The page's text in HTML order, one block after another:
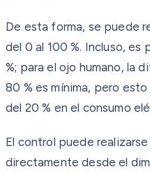
De esta forma, se puede
del 0 al 100 %. Incluso, es
%; para el ojo humano, la
80 % es mínima, pero
del 20 % en el consumo
El control puede
directamente desde el